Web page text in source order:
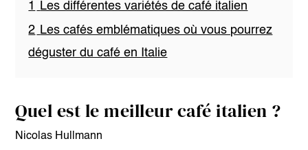
1
Les différentes variétés de café italien
2 Les cafés emblématiques où vous pourrez
déguster du café en Italie
Quel est le meilleur café italien ?
Nicolas Hullmann